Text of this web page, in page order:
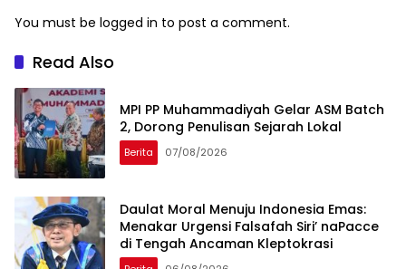
You must be logged in to post a comment.
Read Also
MPI PP Muhammadiyah Gelar ASM Batch
2, Dorong Penulisan Sejarah Lokal
Berita 07/08/2026
Daulat Moral Menuju Indonesia Emas:
Menakar Urgensi Falsafah Siri’ naPacce
di Tengah Ancaman Kleptokrasi